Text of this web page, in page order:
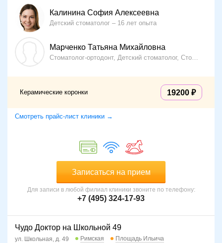
Калинина София Алексеевна
Детский стоматолог 16 лет опыта
Марченко Татьяна Михайловна
Стоматолог-ортодонт, Детский стоматолог, Стоматолог-терапевт
Керамические коронки 19200
Смотреть прайс-лист клиники →
Записаться на прием
Для записи в любой филиал клиники звоните по телефону:
+7 (495) 324-17-93
Чудо Доктор на Школьной 49
ул. Школьная, д. 49 Римская Площадь Ильича